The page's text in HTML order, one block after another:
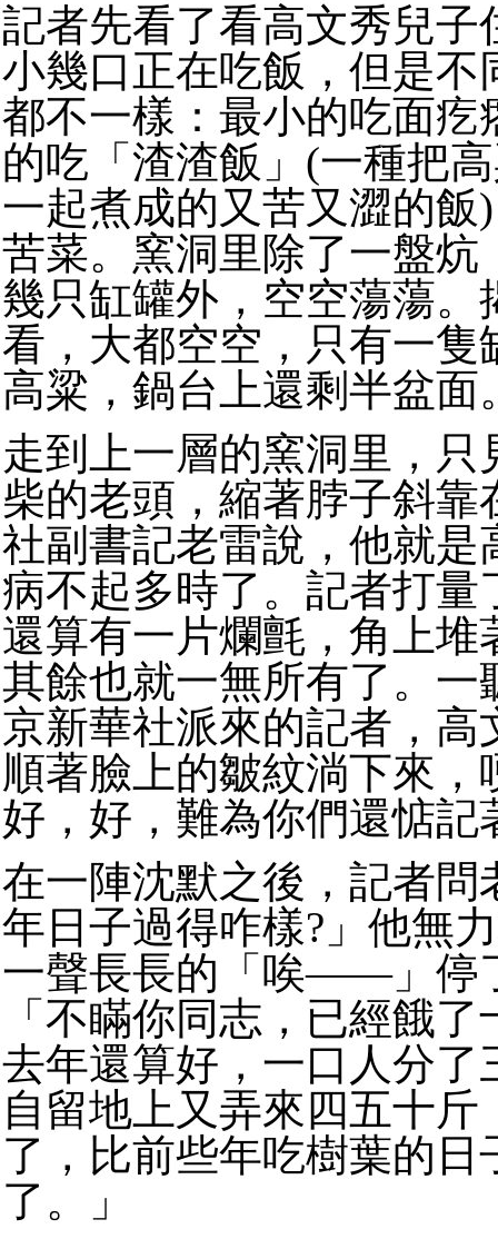
記者先看了看高文秀兒子
小幾口正在吃飯，但是不
都不一樣：最小的吃面疙
的吃「渣渣飯」(一種把
一起煮成的又苦又澀的飯
苦菜。窯洞里除了一盤炕
幾只缸罐外，空空蕩蕩。
看，大都空空，只有一隻
高粱，鍋台上還剩半盆面
走到上一層的窯洞里，只
柴的老頭，縮著脖子斜靠
社副書記老雷說，他就是
病不起多時了。記者打量
還算有一片爛氈，角上堆
其餘也就一無所有了。一
京新華社派來的記者，高
順著臉上的皺紋淌下來，
好，好，難為你們還惦
在一陣沈默之後，記者問
年日子過得咋樣?」他無
一聲長長的「唉——」停
「不瞞你同志，已經餓
去年還算好，一口人分了
自留地上又弄來四五十斤
了，比前些年吃樹葉的日
了。」